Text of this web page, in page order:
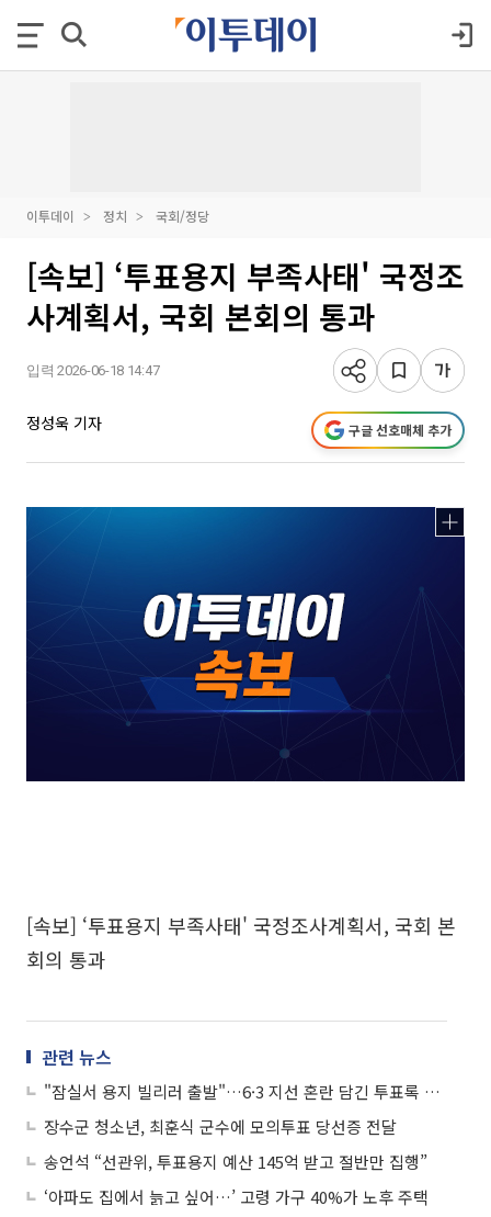
이투데이 정치 국회/정당
[속보] ‘투표용지 부족사태' 국정조
사계획서, 국회 본회의 통과
입력 2026-06-18 14:47
정성욱 기자 구글 선호매체 추가
[속보] ‘투표용지 부족사태' 국정조사계획서, 국회 본
회의 통과
관련 뉴스
"잠실서 용지 빌리러 출발"…6·3 지선 혼란 담긴 투표록 공개
장수군 청소년, 최훈식 군수에 모의투표 당선증 전달
송언석 “선관위, 투표용지 예산 145억 받고 절반만 집행”
‘아파도 집에서 늙고 싶어…’ 고령 가구 40%가 노후 주택